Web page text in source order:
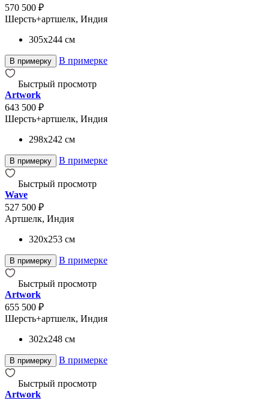
570 500 ₽
Шерсть+артшелк, Индия
305x244 см
В примерку В примерке
Быстрый просмотр
Artwork
643 500 ₽
Шерсть+артшелк, Индия
298x242 см
В примерку В примерке
Быстрый просмотр
Wave
527 500 ₽
Артшелк, Индия
320x253 см
В примерку В примерке
Быстрый просмотр
Artwork
655 500 ₽
Шерсть+артшелк, Индия
302x248 см
В примерку В примерке
Быстрый просмотр
Artwork